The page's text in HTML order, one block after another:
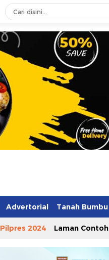
Advertorial Tanah Bumbu
Pilpres 2024 Laman Contoh